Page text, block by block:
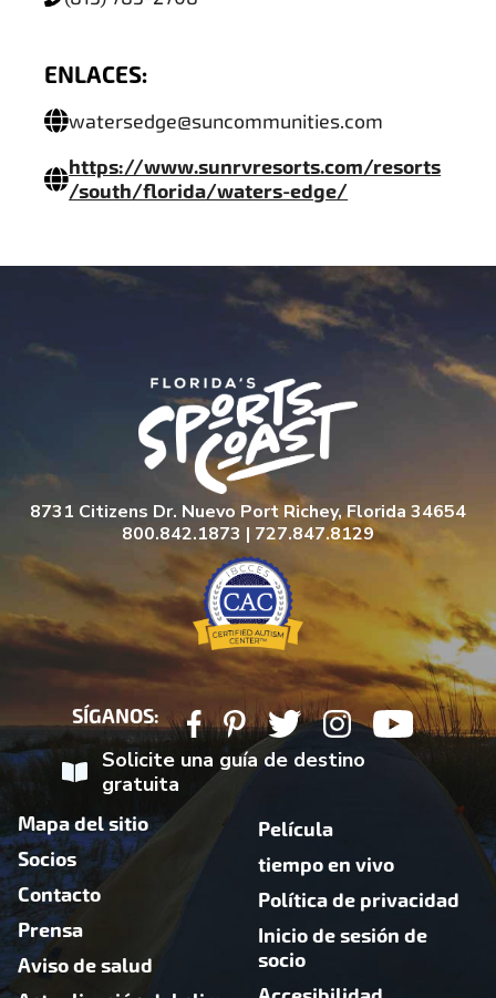
ENLACES:
watersedge@suncommunities.com
https://www.sunrvresorts.com/resorts
/south/florida/waters-edge/
8731 Citizens Dr. Nuevo Port Richey, Florida 34654
800.842.1873 | 727.847.8129
SÍGANOS:
Solicite una guía de destino
gratuita
Mapa del sitio
Socios
Contacto
Prensa
Aviso de salud
Película
tiempo en vivo
Política de privacidad
Inicio de sesión de
socio